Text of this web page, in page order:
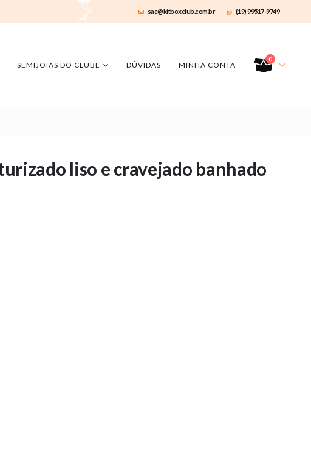
sac@kitboxclub.com.br (19) 99517-9749
SEMIJOIAS DO CLUBE DÚVIDAS MINHA CONTA
0
liso e cravejado banhado